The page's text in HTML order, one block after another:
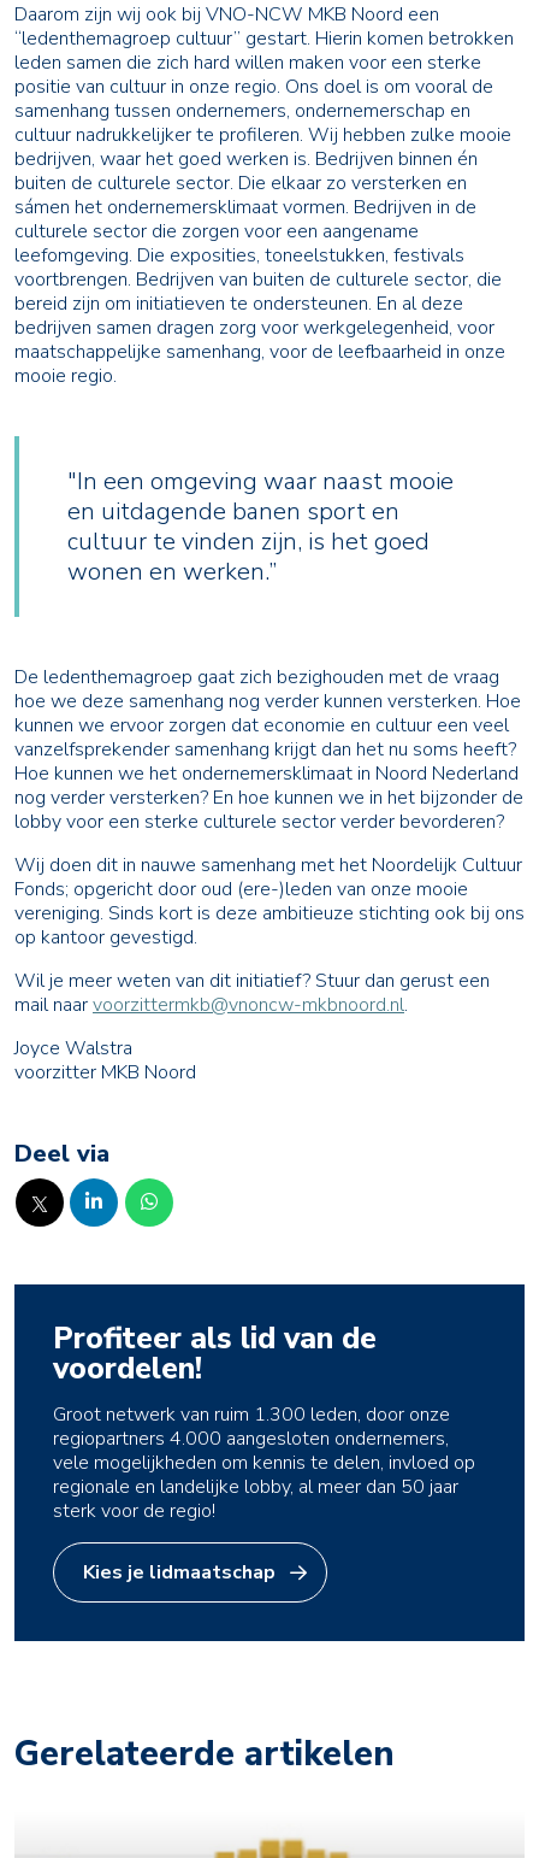
Daarom zijn wij ook bij VNO-NCW MKB Noord een
“ledenthemagroep cultuur” gestart. Hierin komen betrokken
leden samen die zich hard willen maken voor een sterke
positie van cultuur in onze regio. Ons doel is om vooral de
samenhang tussen ondernemers, ondernemerschap en
cultuur nadrukkelijker te profileren. Wij hebben zulke mooie
bedrijven, waar het goed werken is. Bedrijven binnen én
buiten de culturele sector. Die elkaar zo versterken en
sámen het ondernemersklimaat vormen. Bedrijven in de
culturele sector die zorgen voor een aangename
leefomgeving. Die exposities, toneelstukken, festivals
voortbrengen. Bedrijven van buiten de culturele sector, die
bereid zijn om initiatieven te ondersteunen. En al deze
bedrijven samen dragen zorg voor werkgelegenheid, voor
maatschappelijke samenhang, voor de leefbaarheid in onze
mooie regio.
"In een omgeving waar naast mooie
en uitdagende banen sport en
cultuur te vinden zijn, is het goed
wonen en werken.”
De ledenthemagroep gaat zich bezighouden met de vraag
hoe we deze samenhang nog verder kunnen versterken. Hoe
kunnen we ervoor zorgen dat economie en cultuur een veel
vanzelfsprekender samenhang krijgt dan het nu soms heeft?
Hoe kunnen we het ondernemersklimaat in Noord Nederland
nog verder versterken? En hoe kunnen we in het bijzonder de
lobby voor een sterke culturele sector verder bevorderen?
Wij doen dit in nauwe samenhang met het Noordelijk Cultuur
Fonds; opgericht door oud (ere-)leden van onze mooie
vereniging. Sinds kort is deze ambitieuze stichting ook bij ons
op kantoor gevestigd.
Wil je meer weten van dit initiatief? Stuur dan gerust een
mail naarvoorzittermkb@vnoncw-mkbnoord.nl.
Joyce Walstra
voorzitter MKB Noord
Deel via
Profiteer als lid van de
voordelen!
Groot netwerk van ruim 1.300 leden, door onze
regiopartners 4.000 aangesloten ondernemers,
vele mogelijkheden om kennis te delen, invloed op
regionale en landelijke lobby, al meer dan 50 jaar
sterk voor de regio!
Kies je lidmaatschap
Gerelateerde artikelen